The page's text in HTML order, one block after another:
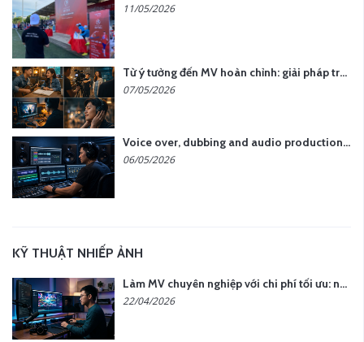
11/05/2026
Từ ý tưởng đến MV hoàn chỉnh: giải pháp trọn gói tại YCN Media
07/05/2026
Voice over, dubbing and audio production services in Vietnam for global content
06/05/2026
KỸ THUẬT NHIẾP ẢNH
Làm MV chuyên nghiệp với chi phí tối ưu: nên chọn quay thực tế hay video AI?
22/04/2026